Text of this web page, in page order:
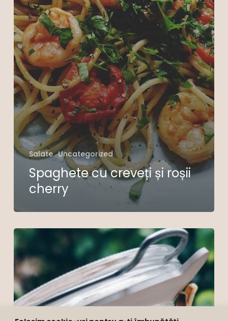
Salate Uncategorized
Spaghete cu creveți și roșii
cherry
Upgrade
your
fries:
Radăcină
de
pătrunjel
crocantă